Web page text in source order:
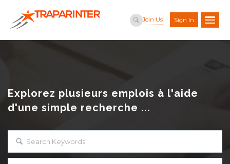
Join Us Sign In
Explorez plusieurs emplois à l'aide
d'une simple recherche ...